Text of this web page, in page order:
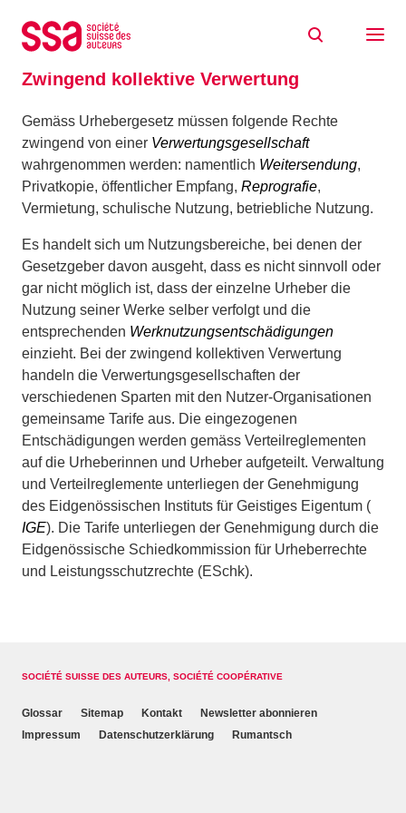
Zwingend kollektive Verwertung
Gemäss Urhebergesetz müssen folgende Rechte
zwingend von einer Verwertungsgesellschaft
wahrgenommen werden: namentlich Weitersendung,
Privatkopie, öffentlicher Empfang, Reprografie,
Vermietung, schulische Nutzung, betriebliche Nutzung.
Es handelt sich um Nutzungsbereiche, bei denen der
Gesetzgeber davon ausgeht, dass es nicht sinnvoll oder
gar nicht möglich ist, dass der einzelne Urheber die
Nutzung seiner Werke selber verfolgt und die
entsprechenden Werknutzungsentschädigungen
einzieht. Bei der zwingend kollektiven Verwertung
handeln die Verwertungsgesellschaften der
verschiedenen Sparten mit den Nutzer-Organisationen
gemeinsame Tarife aus. Die eingezogenen
Entschädigungen werden gemäss Verteilreglementen
auf die Urheberinnen und Urheber aufgeteilt. Verwaltung
und Verteilreglemente unterliegen der Genehmigung
des Eidgenössischen Instituts für Geistiges Eigentum (
IGE). Die Tarife unterliegen der Genehmigung durch die
Eidgenössische Schiedkommission für Urheberrechte
und Leistungsschutzrechte (ESchk).
SOCIÉTÉ SUISSE DES AUTEURS, SOCIÉTÉ COOPÉRATIVE
Glossar Sitemap Kontakt
Newsletter abonnieren
Impressum
Datenschutzerklärung Rumantsch